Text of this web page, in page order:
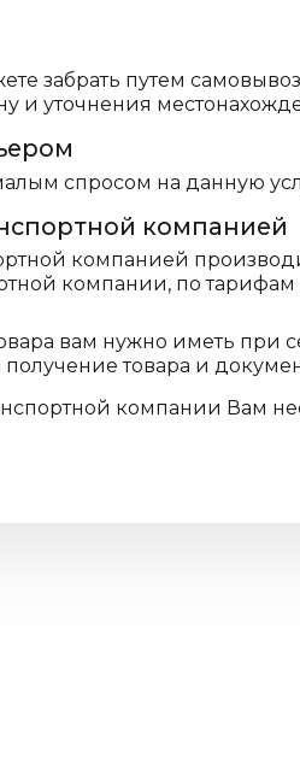
забрать путем
и уточнения
спросом на данную
компанией
компанией
компании, по тарифам
вам нужно иметь при
товара и
компании Вам